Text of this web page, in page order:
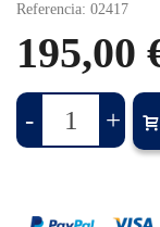
Referencia: 02417
195,00
- +